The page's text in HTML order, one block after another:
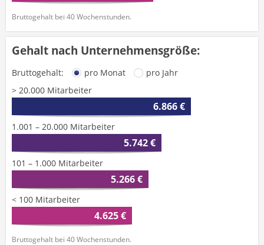
Bruttogehalt bei 40 Wochenstunden.
Gehalt nach Unternehmensgröße:
Bruttogehalt: pro Monat
pro Jahr
> 20.000 Mitarbeiter
6.866 €
1.001 – 20.000 Mitarbeiter
5.742 €
101 – 1.000 Mitarbeiter
5.266 €
< 100 Mitarbeiter
4.625 €
Bruttogehalt bei 40 Wochenstunden.